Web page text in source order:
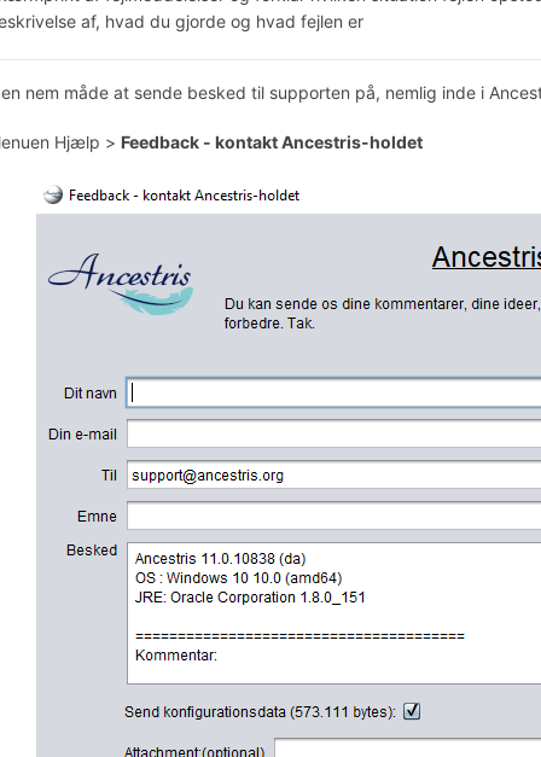
af, hvad du gjorde og hvad fejlen er
nem måde at sende besked til supporten på, nemlig inde i
Hjælp > Feedback - kontakt Ancestris-holdet